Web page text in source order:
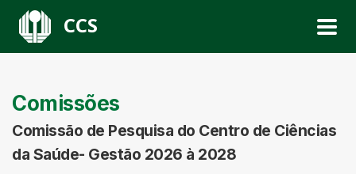
CCS
Comissões
Comissão de Pesquisa do Centro de Ciências
da Saúde- Gestão 2026 à 2028